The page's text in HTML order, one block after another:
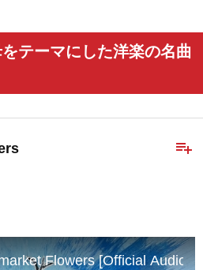
をテーマにした洋楽の名曲
playlist_add
Flowers [Official Audio]